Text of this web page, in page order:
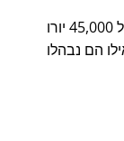
הם נבהלו